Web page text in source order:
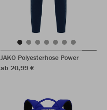
JAKO Polyesterhose Power
ab 20,99 €